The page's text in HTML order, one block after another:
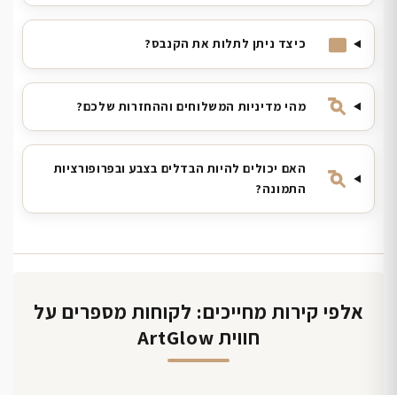
כיצד ניתן לתלות את הקנבס?
מהי מדיניות המשלוחים וההחזרות שלכם?
האם יכולים להיות הבדלים בצבע ובפרופורציות
התמונה?
אלפי קירות מחייכים: לקוחות מספרים על
חווית ArtGlow